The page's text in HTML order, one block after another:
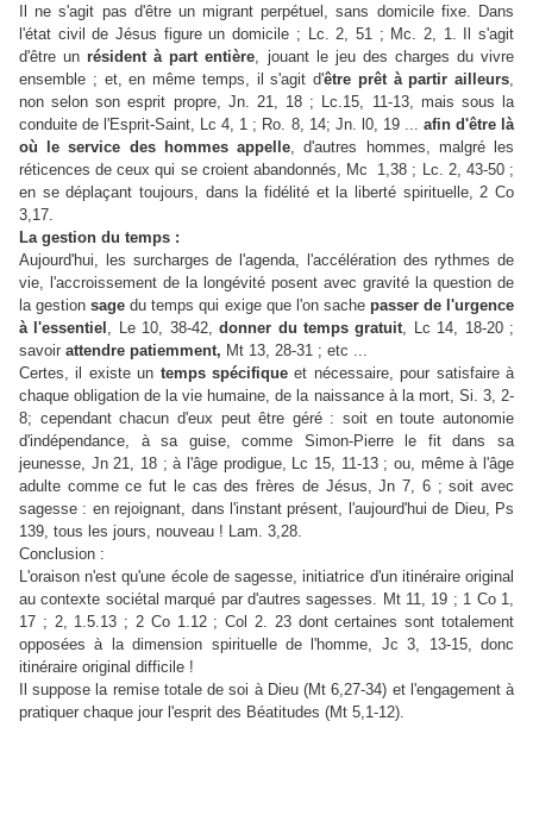
Il ne s'agit pas d'être un migrant perpétuel, sans domicile fixe. Dans
l'état civil de Jésus figure un domicile ; Lc. 2, 51 ; Mc. 2, 1. Il s'agit
d'être unrésident à part entière, jouant le jeu des charges du vivre
ensemble ; et, en même temps, il s'agit d'être prêt à partir ailleurs,
non selon son esprit propre, Jn. 21, 18 ; Lc.15, 11-13, mais sous la
conduite de l'Esprit-Saint, Lc 4, 1 ; Ro. 8, 14; Jn. l0, 19 ... afin d'être là
où le service des hommes appelle, d'autres hommes, malgré les
réticences de ceux qui se croient abandonnés, Mc 1,38 ; Lc. 2, 43-50 ;
en se déplaçant toujours, dans la fidélité et la liberté spirituelle, 2 Co
3,17.
La gestion du temps :
Aujourd'hui, les surcharges de l'agenda, l'accélération des rythmes de
vie, l'accroissement de la longévité posent avec gravité la question de
la gestionsage du temps qui exige que l'on sache passer de l'urgence
à l'essentiel , Le 10, 38-42,donner du temps gratuit, Lc 14, 18-20 ;
savoir attendre patiemment, Mt 13, 28-31 ; etc ...
Certes, il existe un temps spécifique et nécessaire, pour satisfaire à
chaque obligation de la vie humaine, de la naissance à la mort, Si. 3, 2-
8; cependant chacun d'eux peut être géré : soit en toute autonomie
d'indépendance, à sa guise, comme Simon-Pierre le fit dans sa
jeunesse, Jn 21, 18 ; à l'âge prodigue, Lc 15, 11-13 ; ou, même à l'âge
adulte comme ce fut le cas des frères de Jésus, Jn 7, 6 ; soit avec
sagesse : en rejoignant, dans l'instant présent, l'aujourd'hui de Dieu, Ps
139, tous les jours, nouveau ! Lam. 3,28.
Conclusion :
L'oraison n'est qu'une école de sagesse, initiatrice d'un itinéraire original
au contexte sociétal marqué par d'autres sagesses. Mt 11, 19 ; 1 Co 1,
17 ; 2, 1.5.13 ; 2 Co 1.12 ; Col 2. 23 dont certaines sont totalement
opposées à la dimension spirituelle de l'homme, Jc 3, 13-15, donc
itinéraire original difficile !
Il suppose la remise totale de soi à Dieu (Mt 6,27-34) et l'engagement à
pratiquer chaque jour l'esprit des Béatitudes (Mt 5,1-12).